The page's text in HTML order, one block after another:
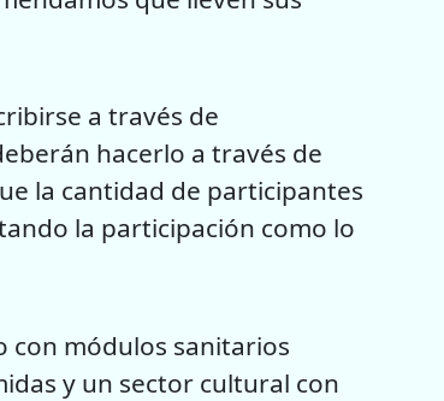
a través de
hacerlo a través de
la cantidad de participantes
la participación como lo
con módulos sanitarios
y un sector cultural con